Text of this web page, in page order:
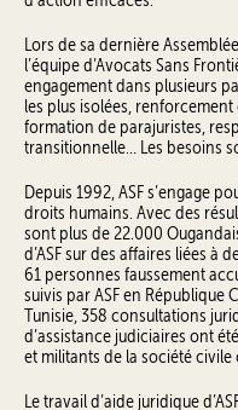
Lors de sa dernière
l’équipe d’Avocats Sans
engagement dans plusieurs
les plus isolées,
formation de parajuristes,
transitionnelle… Les besoins
Depuis 1992, ASF s’engage
droits humains. Avec des
sont plus de 22.000
d’ASF sur des affaires liées à
61 personnes faussement
suivis par ASF en République
Tunisie, 358 consultations
d’assistance judiciaires ont
et militants de la société civile
Le travail d’aide juridique